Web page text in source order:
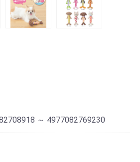
～ 4977082769230